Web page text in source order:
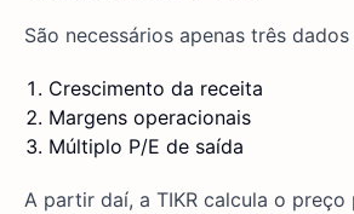
São necessários apenas três dados
Crescimento da receita
Margens operacionais
Múltiplo P/E de saída
A partir daí, a TIKR calcula o preço